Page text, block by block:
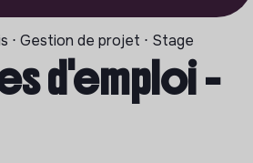
⋅ Gestion de projet ⋅ Stage
d'emploi -